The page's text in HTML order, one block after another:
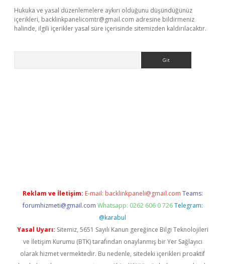
Hukuka ve yasal düzenlemelere aykırı olduğunu düşündüğünüz
içerikleri, backlinkpanelicomtr@gmail.com adresine bildirmeniz
halinde, ilgili içerikler yasal süre içerisinde sitemizden kaldırılacaktır.
Reklam ve İletişim: E-mail: backlinkpaneli@gmail.com Teams:
forumhizmeti@gmail.com Whatsapp: 0262 606 0 726 Telegram:
@karabul
Yasal Uyarı: Sitemiz, 5651 Sayılı Kanun gereğince Bilgi Teknolojileri
ve İletişim Kurumu (BTK) tarafından onaylanmış bir Yer Sağlayıcı
olarak hizmet vermektedir. Bu nedenle, sitedeki içerikleri proaktif